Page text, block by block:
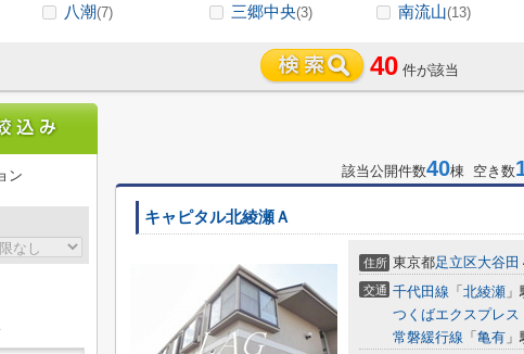
八潮(7) 三郷中央(3) 南流山(13)
40 件が該当
該当公開件数40棟 空き数
キャピタル北綾瀬Ａ
住所 東京都足立区大谷田
交通 千代田線 「 北綾瀬
つくばエクスプレス
常磐緩行線 「 亀有
ン